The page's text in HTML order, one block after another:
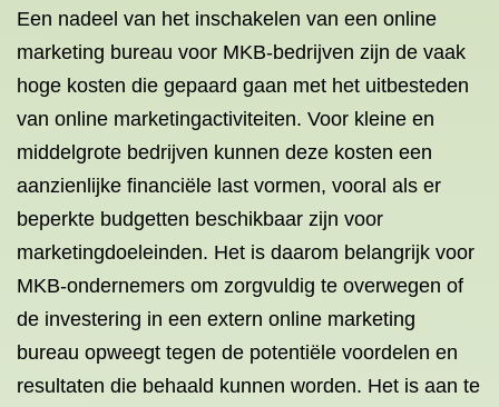
Een nadeel van het inschakelen van een online
marketing bureau voor MKB-bedrijven zijn de vaak
hoge kosten die gepaard gaan met het uitbesteden
van online marketingactiviteiten. Voor kleine en
middelgrote bedrijven kunnen deze kosten een
aanzienlijke financiële last vormen, vooral als er
beperkte budgetten beschikbaar zijn voor
marketingdoeleinden. Het is daarom belangrijk voor
MKB-ondernemers om zorgvuldig te overwegen of
de investering in een extern online marketing
bureau opweegt tegen de potentiële voordelen en
resultaten die behaald kunnen worden. Het is aan te